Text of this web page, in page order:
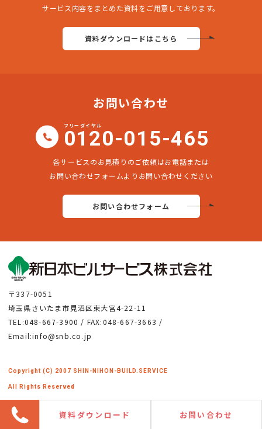
サービス内容をまとめた資料をご用意しております。
資料ダウンロードはこちら
お問い合わせ
フリーダイヤル
0120-015-465
各サービスのお見積りのご依頼はお電話または
お問い合わせフォームよりお問い合わせください
お問い合わせフォーム
〒337-0051
埼玉県さいたま市見沼区東大宮4-22-11
TEL:048-667-3900 / FAX:048-667-3663 /
Email:info@snb.co.jp
Copyright (C) 2007 SHIN-NIHON-BUILD.SERVICE
All Rights Reserved
資料ダウンロード お問い合わせ